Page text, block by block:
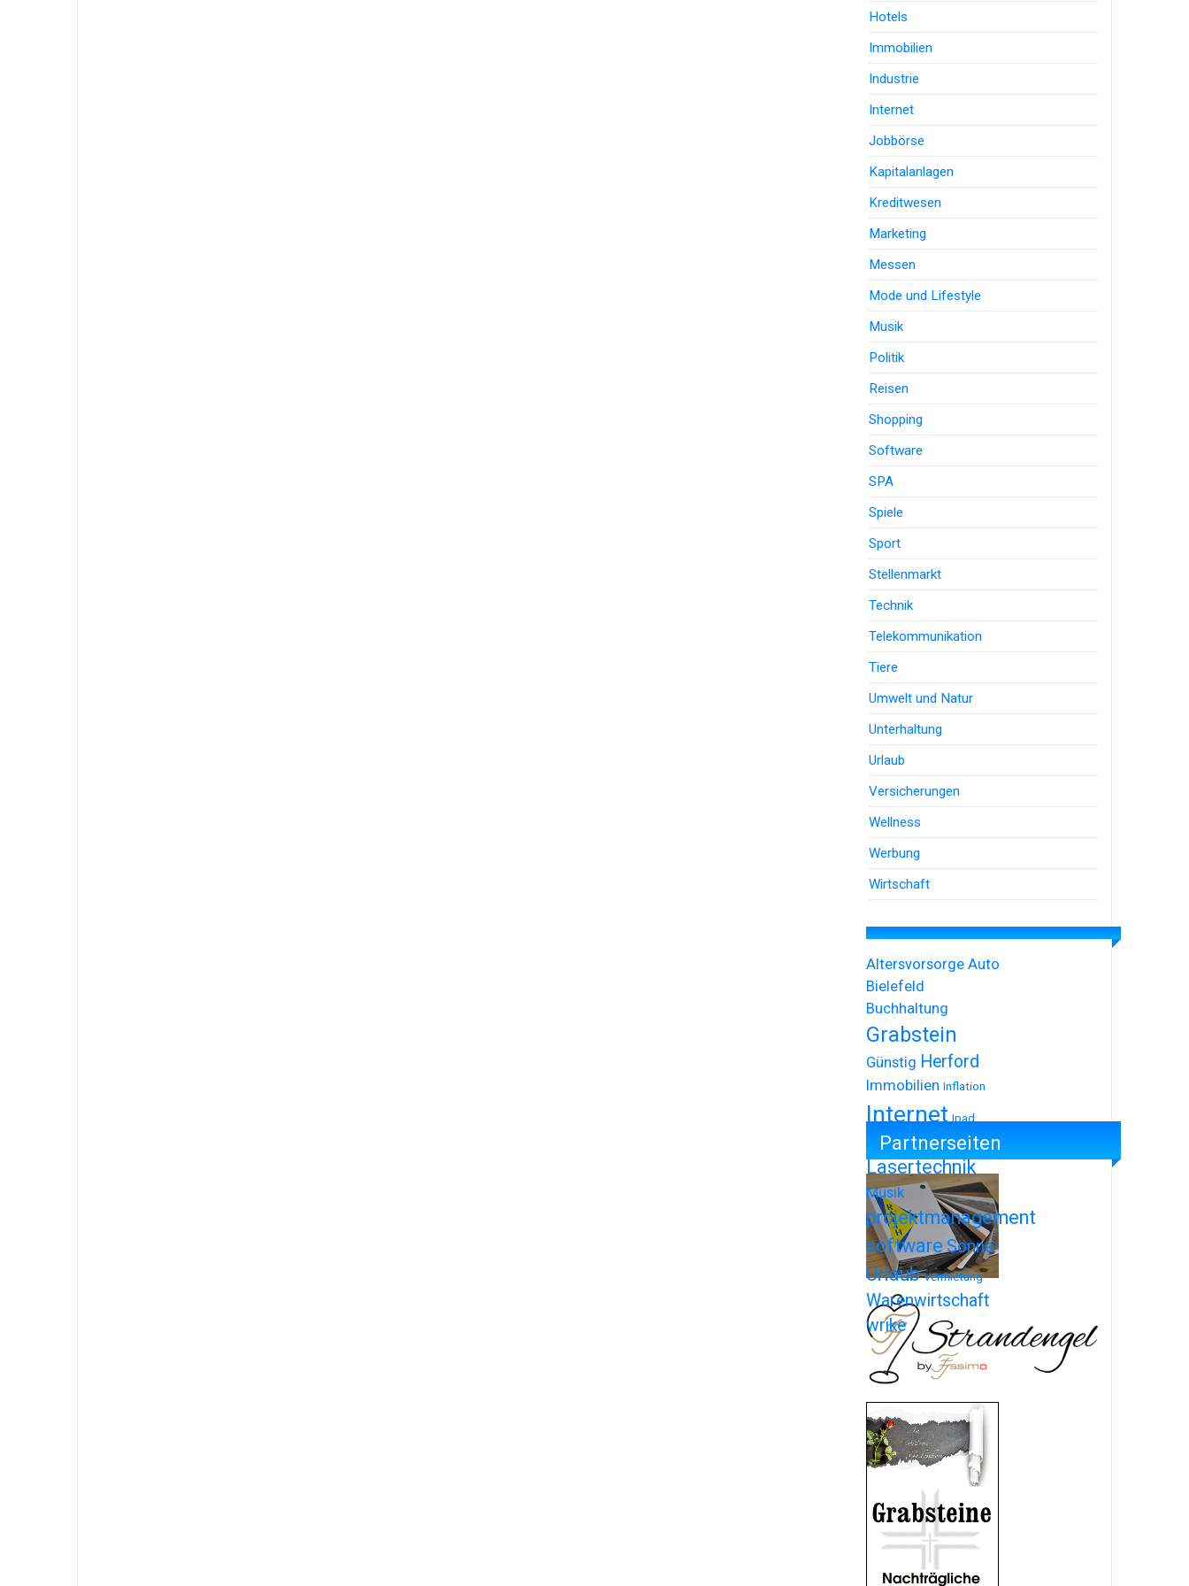
Hotels
Immobilien
Industrie
Internet
Jobbörse
Kapitalanlagen
Kreditwesen
Marketing
Messen
Mode und Lifestyle
Musik
Politik
Reisen
Shopping
Software
SPA
Spiele
Sport
Stellenmarkt
Technik
Telekommunikation
Tiere
Umwelt und Natur
Unterhaltung
Urlaub
Versicherungen
Wellness
Werbung
Wirtschaft
Altersvorsorge Auto
Bielefeld
Buchhaltung
Grabstein
Günstig Herford
Immobilien Inflation
Internet Ipad
Iphone
Lasertechnik
Musik
projektmanagement
softwareSonne
Urlaub Vermietung
Warenwirtschaft
wrike
Partnerseiten